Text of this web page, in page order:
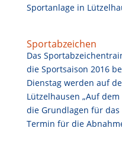
Sportanlage in
Sportabzeichen
Das
die Sportsaison 2016
Dienstag werden auf
Lützelhausen „Auf
die Grundlagen für
Termin für die